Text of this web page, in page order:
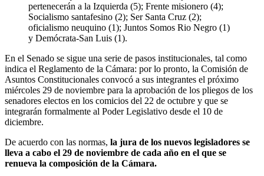
pertenecerán a la Izquierda (5); Frente misionero (4);
Socialismo santafesino (2); Ser Santa Cruz (2);
oficialismo neuquino (1); Juntos Somos Rio Negro (1)
y Demócrata-San Luis (1).
En el Senado se sigue una serie de pasos institucionales, tal como
indica el Reglamento de la Cámara: por lo pronto, la Comisión de
Asuntos Constitucionales convocó a sus integrantes el próximo
miércoles 29 de noviembre para la aprobación de los pliegos de los
senadores electos en los comicios del 22 de octubre y que se
integrarán formalmente al Poder Legislativo desde el 10 de
diciembre.
De acuerdo con las normas, la jura de los nuevos legisladores se
lleva a cabo el 29 de noviembre de cada año en el que se
renueva la composición de la Cámara.